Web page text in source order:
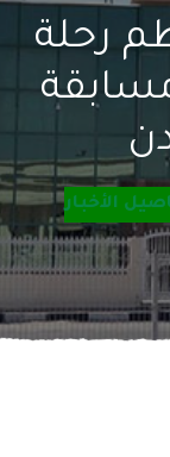
رحلة
الأخبار